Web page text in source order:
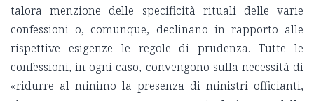
talora menzione delle specificità rituali delle varie
confessioni o, comunque, declinano in rapporto alle
rispettive esigenze le regole di prudenza. Tutte le
confessioni, in ogni caso, convengono sulla necessità di
«ridurre al minimo la presenza di ministri officianti,